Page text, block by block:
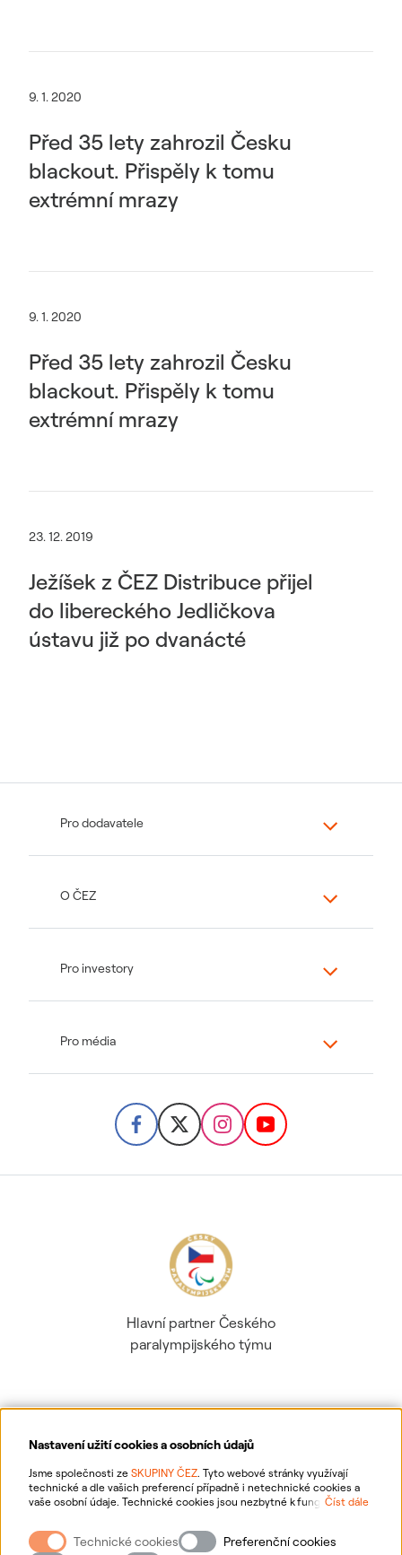
Nastavení užití cookies a osobních údajů
Jsme společnosti ze SKUPINY ČEZ. Tyto webové stránky využívají
technické a dle vašich preferencí případně i netechnické cookies a
vaše osobní údaje. Technické cookies jsou nezbytné k fungování
webové stránky vašim preferencím, k personalizaci reklam a analytice.
Pro sběr a zpracování netechnických cookies a vašich osobních údajů
Číst dále
Technické cookies Preferenční cookies
9. 1. 2020
Před 35 lety zahrozil Česku
blackout. Přispěly k tomu
extrémní mrazy
9. 1. 2020
Před 35 lety zahrozil Česku
blackout. Přispěly k tomu
extrémní mrazy
23. 12. 2019
Ježíšek z ČEZ Distribuce přijel
do libereckého Jedličkova
ústavu již po dvanácté
Pro dodavatele
O ČEZ
Pro investory
Pro média
Hlavní partner Českého
paralympijského týmu
Ochrana osobních údajů
Informace o webu
Nastavení cookies